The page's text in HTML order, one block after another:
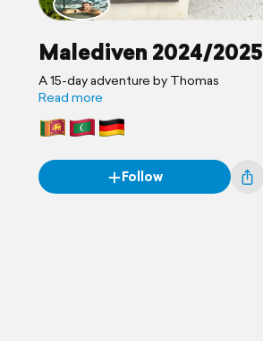
Malediven 2024/2025
A 15-day adventure by Thomas
Read more
Follow